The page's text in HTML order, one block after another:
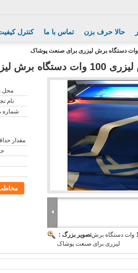
کنترل تماس با ما حالا حرف بزن
برای صنعت پوشاک
تصویر بزرگ :لباس تخت برش لیزری 100 وات دستگاه برش
لیزری برای صنعت پوشاک
محل
نام
شماره
مقدار